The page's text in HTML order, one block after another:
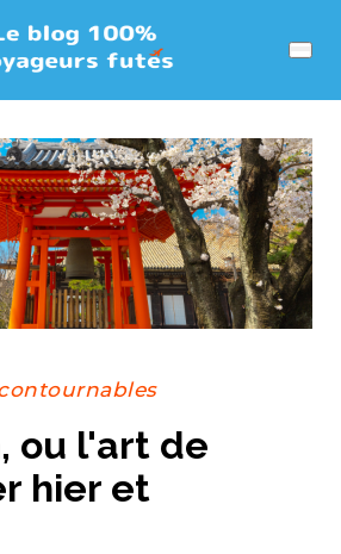
Menu
ou l'art de
hier et